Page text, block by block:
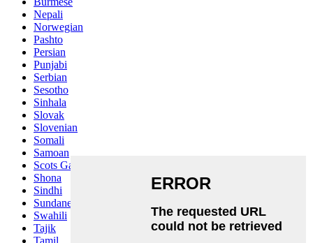
Nepali
Norwegian
Pashto
Persian
Punjabi
Serbian
Sesotho
Sinhala
Slovak
Slovenian
Somali
Samoan
Scots Gaelic
Shona
Sindhi
Sundanese
Swahili
Tajik
Tamil